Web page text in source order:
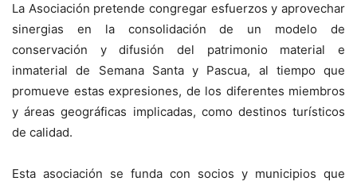
La Asociación pretende congregar esfuerzos y aprovechar
sinergias en la consolidación de un modelo de
conservación y difusión del patrimonio material e
inmaterial de Semana Santa y Pascua, al tiempo que
promueve estas expresiones, de los diferentes miembros
y áreas geográficas implicadas, como destinos turísticos
de calidad.
Esta asociación se funda con socios y municipios que